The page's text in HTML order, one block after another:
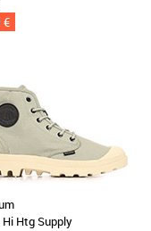
€
Hi Htg Supply